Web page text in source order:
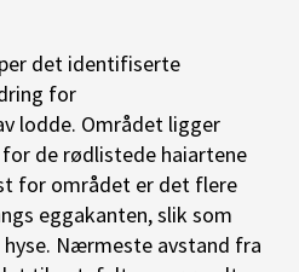
det identifiserte
for
lodde. Området ligger
de rødlistede haiartene
for området er det flere
eggakanten, slik som
Nærmeste avstand fra